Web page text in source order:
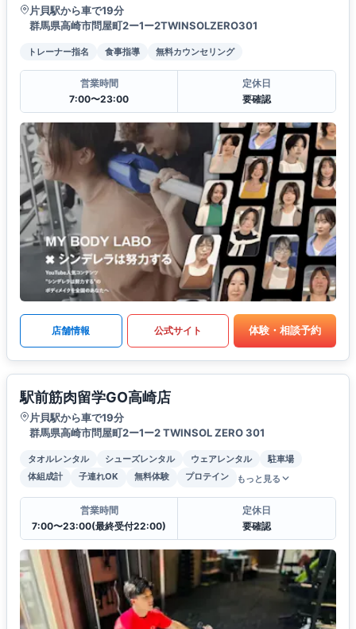
片貝駅から車で19分
群馬県高崎市問屋町2ー1ー2TWINSOLZERO301
トレーナー指名 食事指導 無料カウンセリング
営業時間
7:00〜23:00
定休日
要確認
店舗情報 公式サイト 体験・相談予約
駅前筋肉留学GO高崎店
片貝駅から車で19分
群馬県高崎市問屋町2ー1ー2 TWINSOL ZERO 301
タオルレンタル シューズレンタル ウェアレンタル
駐車場
体組成計
子連れOK 無料体験 プロテイン もっと見る
営業時間
7:00〜23:00(最終受付22:00)
定休日
要確認